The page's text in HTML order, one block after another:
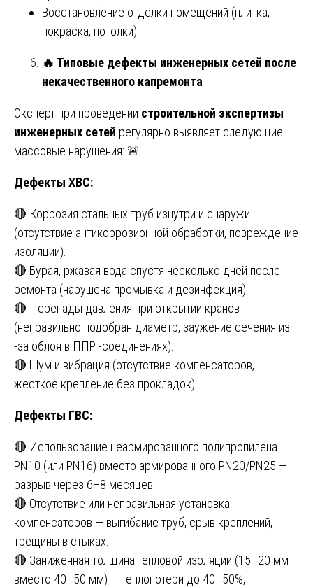
Восстановление отделки помещений (плитка,
покраска, потолки).
🔥 Типовые дефекты инженерных сетей после
некачественного капремонта
Эксперт при проведении строительной экспертизы
инженерных сетей регулярно выявляет следующие
массовые нарушения: 🚨
Дефекты ХВС:
🔴 Коррозия стальных труб изнутри и снаружи
(отсутствие антикоррозионной обработки, повреждение
изоляции).
🔴 Бурая, ржавая вода спустя несколько дней после
ремонта (нарушена промывка и дезинфекция).
🔴 Перепады давления при открытии кранов
(неправильно подобран диаметр, заужение сечения из
-за облоя в ППР -соединениях).
🔴 Шум и вибрация (отсутствие компенсаторов,
жесткое крепление без прокладок).
Дефекты ГВС:
🔴 Использование неармированного полипропилена
PN10 (или PN16) вместо армированного PN20/PN25 —
разрыв через 6–8 месяцев.
🔴 Отсутствие или неправильная установка
компенсаторов — выгибание труб, срыв креплений,
трещины в стыках.
🔴 Заниженная толщина тепловой изоляции (15–20 мм
вместо 40–50 мм) — теплопотери до 40–50%,